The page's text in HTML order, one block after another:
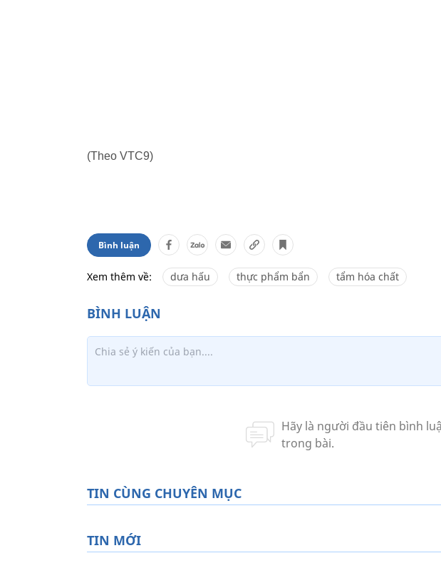
(Theo VTC9)
Bình luận
Xem thêm về: dưa hấu thực phẩm bẩn tẩm hóa chất
TIN CÙNG CHUYÊN MỤC
TIN MỚI